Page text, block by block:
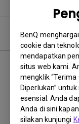
BenQ
cookie dan
mendapatkan
situs web kami.
mengklik “Terima
Diperlukan”
esensial. Anda
Anda di sini
silakan kunjungi
Perangkat Lunak
Tidak